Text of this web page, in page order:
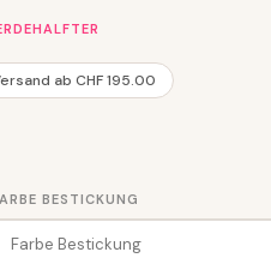
ab CHF 195.00
BESTICKUNG